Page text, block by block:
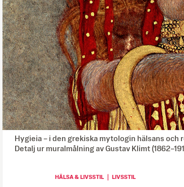
Hygieia – i den grekiska mytologin hälsans
Detalj ur muralmålning av Gustav Klimt
HÄLSA & LIVSSTIL ｜ LIVSSTIL